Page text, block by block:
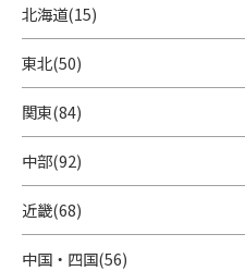
北海道(15)
東北(50)
関東(84)
中部(92)
近畿(68)
中国・四国(56)